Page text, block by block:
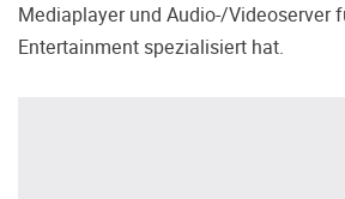
Qual der Wahl?
Mediaplayer und Audio-/Videoserver
Entertainment spezialisiert hat.